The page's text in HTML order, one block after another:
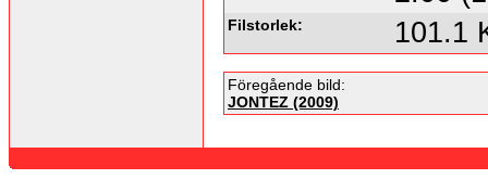
Filstorlek: 101.1
Föregående bild:
JONTEZ (2009)